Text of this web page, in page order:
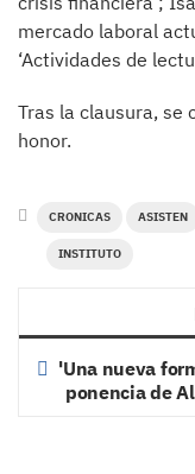
mercado laboral
‘Actividades de
Tras la clausura, se
honor.
CRONICAS ASISTEN
INSTITUTO
'Una nueva
ponencia de